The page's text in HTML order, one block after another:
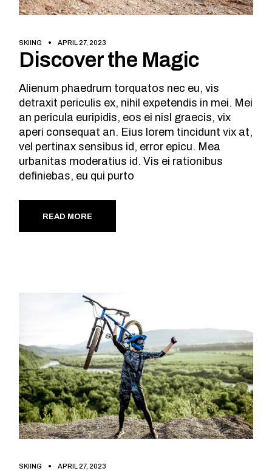
SKIING APRIL 27, 2023
Discover the Magic
Alienum phaedrum torquatos nec eu, vis
detraxit periculis ex, nihil expetendis in mei. Mei
an pericula euripidis, eos ei nisl graecis, vix
aperi consequat an. Eius lorem tincidunt vix at,
vel pertinax sensibus id, error epicu. Mea
urbanitas moderatius id. Vis ei rationibus
definiebas, eu qui purto
READ MORE
SKIING APRIL 27, 2023